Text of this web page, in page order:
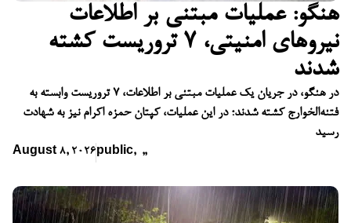
هنگو: عملیات مبتنی بر اطلاعات
نیروهای امنیتی، ۷ تروریست کشته
شدند
در هنگو، در جریان یک عملیات مبتنی بر اطلاعات، ۷ تروریست وابسته به
فتنه‌الخوارج کشته شدند؛ در این عملیات، کپتان حمزه اکرام نیز به شهادت
رسید
August 8, 2026 public, ,,